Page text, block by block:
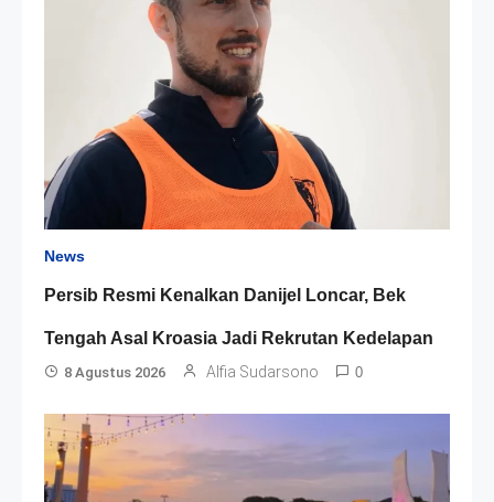
News
Persib Resmi Kenalkan Danijel Loncar, Bek
Tengah Asal Kroasia Jadi Rekrutan Kedelapan
8 Agustus 2026 Alfia Sudarsono 0